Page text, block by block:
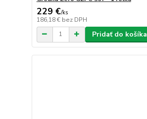
229 €/ks
186,18 € bez DPH
Pridať do košíka